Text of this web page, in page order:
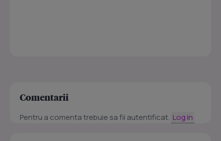
Comentarii
Pentru a comenta trebuie sa fii autentificat. Log in